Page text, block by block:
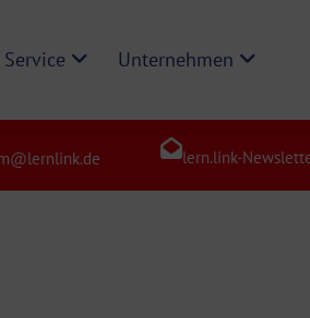
Service Unternehmen
lern.link-